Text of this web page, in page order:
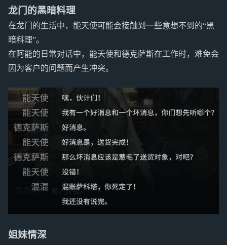
龙门的黑暗料理
在龙门的生活中，能天使可能会接触到一些意想不到的“黑
暗料理”。
在阿能的日常对话中，能天使和德克萨斯在工作时，难免会
因为客户的问题而产生冲突。
姐妹情深